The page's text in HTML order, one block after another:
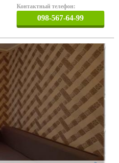
Контактный телефон:
098-567-64-99